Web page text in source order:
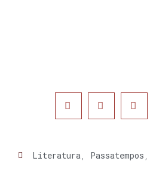
Literatura, Passatempos ,